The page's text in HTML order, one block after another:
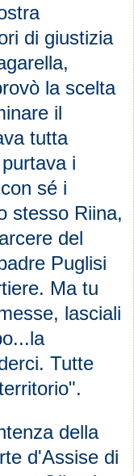
di giustizia
la scelta
il
tutta
i
sé i
stesso Riina,
del
Puglisi
Ma tu
lasciali
Tutte
della
d'Assise di